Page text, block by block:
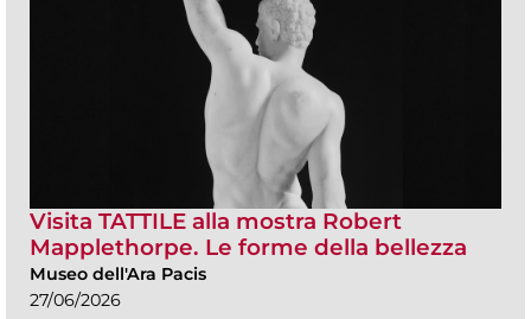
Visita TATTILE alla mostra Robert
Mapplethorpe. Le forme della bellezza
Museo dell'Ara Pacis
27/06/2026